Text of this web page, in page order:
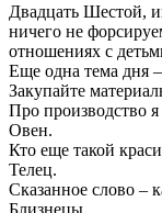
Двадцать Шестой,
ничего не
отношениях с
Еще одна тема дня
Закупайте
Про производство
Овен.
Кто еще такой
Телец.
Сказанное слово –
Близнецы.